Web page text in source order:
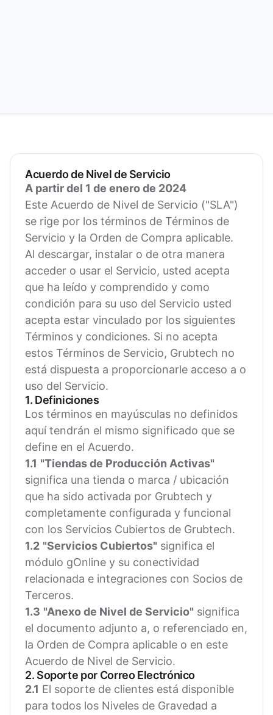
Acuerdo de Nivel de Servicio
A partir del 1 de enero de 2024
Este Acuerdo de Nivel de Servicio ("SLA")
se rige por los términos de Términos de
Servicio y la Orden de Compra aplicable.
Al descargar, instalar o de otra manera
acceder o usar el Servicio, usted acepta
que ha leído y comprendido y como
condición para su uso del Servicio usted
acepta estar vinculado por los siguientes
Términos y condiciones. Si no acepta
estos Términos de Servicio, Grubtech no
está dispuesta a proporcionarle acceso a o
uso del Servicio.
1. Definiciones
Los términos en mayúsculas no definidos
aquí tendrán el mismo significado que se
define en el Acuerdo.
1.1 "Tiendas de Producción Activas"
significa una tienda o marca / ubicación
que ha sido activada por Grubtech y
completamente configurada y funcional
con los Servicios Cubiertos de Grubtech.
1.2 "Servicios Cubiertos" significa el
módulo gOnline y su conectividad
relacionada e integraciones con Socios de
Terceros.
1.3 "Anexo de Nivel de Servicio" significa
el documento adjunto a, o referenciado en,
la Orden de Compra aplicable o en este
Acuerdo de Nivel de Servicio.
2. Soporte por Correo Electrónico
2.1 El soporte de clientes está disponible
para todos los Niveles de Gravedad a